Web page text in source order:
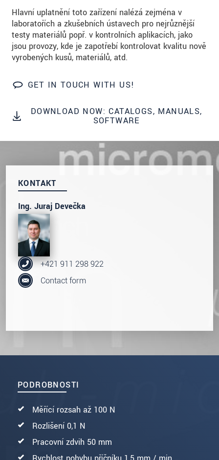
Hlavní uplatnění toto zařízení nalézá zejména v
laboratořích a zkušebních ústavech pro nejrůznější
testy materiálů popř. v kontrolních aplikacích, jako
jsou provozy, kde je zapotřebí kontrolovat kvalitu nově
vyrobených kusů, materiálů, atd.
GET IN TOUCH WITH US!
DOWNLOAD NOW: CATALOGS, MANUALS,
SOFTWARE
PODROBNOSTI
Měřící rozsah až 100 N
Rozlišení 0,1 N
Pracovní zdvih 50 mm
KONTAKT
Ing. Juraj Devečka
+421 911 298 922
Contact form